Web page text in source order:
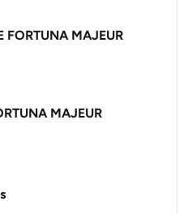
FORTUNA MAJEUR
MAJEUR